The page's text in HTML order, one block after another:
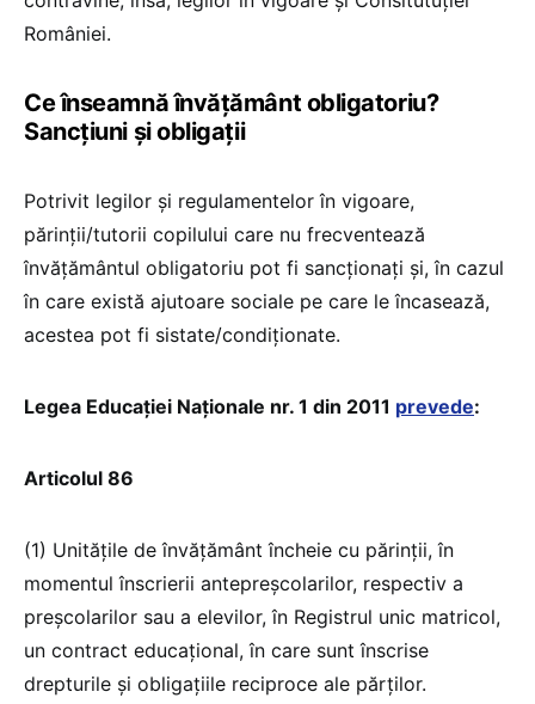
României.
Ce înseamnă învățământ obligatoriu?
Sancțiuni și obligații
Potrivit legilor și regulamentelor în vigoare,
părinții/tutorii copilului care nu frecventează
învățământul obligatoriu pot fi sancționați și, în cazul
în care există ajutoare sociale pe care le încasează,
acestea pot fi sistate/condiționate.
Legea Educației Naționale nr. 1 din 2011 prevede:
Articolul 86
(1) Unitățile de învățământ încheie cu părinții, în
momentul înscrierii antepreșcolarilor, respectiv a
preșcolarilor sau a elevilor, în Registrul unic matricol,
un contract educațional, în care sunt înscrise
drepturile și obligațiile reciproce ale părților.